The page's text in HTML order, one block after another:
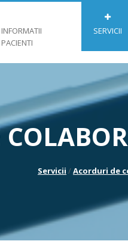
INFORMATII
PACIENTI
SERVICII
Servicii /Acorduri de